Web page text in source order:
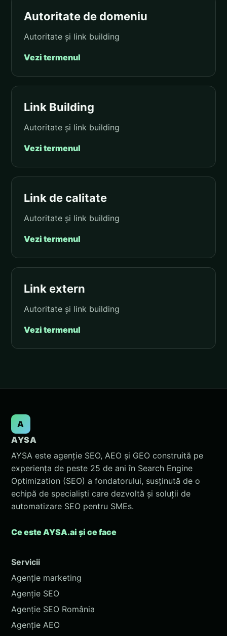
Autoritate de domeniu
Autoritate și link building
Vezi termenul
Link Building
Autoritate și link building
Vezi termenul
Link de calitate
Autoritate și link building
Vezi termenul
Link extern
Autoritate și link building
Vezi termenul
A
AYSA
AYSA este agenție SEO, AEO și GEO construită pe
experiența de peste 25 de ani în Search Engine
Optimization (SEO) a fondatorului, susținută de o
echipă de specialiști care dezvoltă și soluții de
automatizare SEO pentru SMEs.
Ce este AYSA.ai și ce face
Servicii
Agenție marketing
Agenție SEO
Agenție SEO România
Agenție AEO